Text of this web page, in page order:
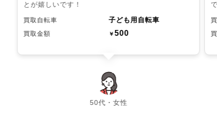
とが嬉しいです！
買取自転車 子ども用自転車
買取金額 ￥500
50代・女性
chevron_left chevron_right